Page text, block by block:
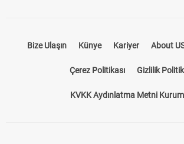
Bize Ulaşın Künye Kariyer About
Çerez Politikası Gizlilik
KVKK Aydınlatma Metni